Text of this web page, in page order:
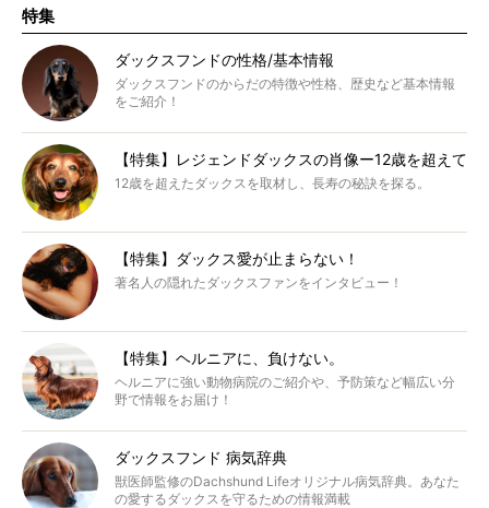
特集
ダックスフンドの性格/基本情報
ダックスフンドのからだの特徴や性格、歴史など基本情報
をご紹介！
【特集】レジェンドダックスの肖像ー12歳を超えて
12歳を超えたダックスを取材し、長寿の秘訣を探る。
【特集】ダックス愛が止まらない！
著名人の隠れたダックスファンをインタビュー！
【特集】ヘルニアに、負けない。
ヘルニアに強い動物病院のご紹介や、予防策など幅広い分
野で情報をお届け！
ダックスフンド 病気辞典
獣医師監修のDachshund Lifeオリジナル病気辞典。あなた
の愛するダックスを守るための情報満載